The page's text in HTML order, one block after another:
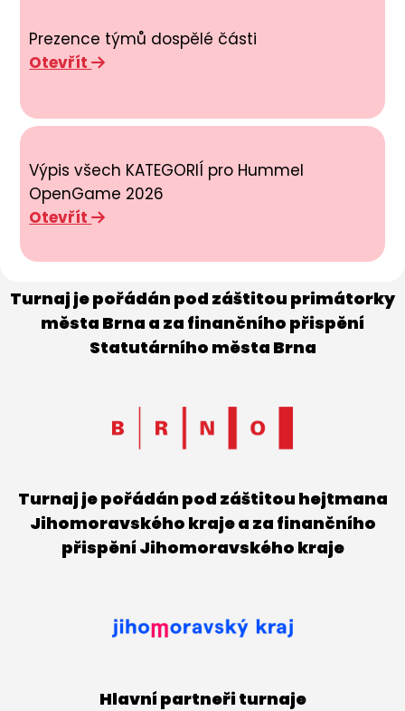
Prezence týmů dospělé části
Otevřít
Výpis všech KATEGORIÍ pro Hummel
OpenGame 2026
Otevřít
Turnaj je pořádán pod záštitou primátorky
města Brna a za finančního přispění
Statutárního města Brna
Turnaj je pořádán pod záštitou hejtmana
Jihomoravského kraje a za finančního
přispění Jihomoravského kraje
Hlavní partneři turnaje